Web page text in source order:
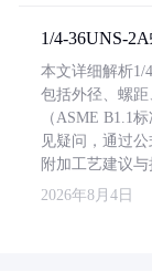
1/4-36UNS-
本文详细解析1/
包括外径、螺
（ASME B1.1
见疑问，通过
附加工艺建议与
2026年8月4日